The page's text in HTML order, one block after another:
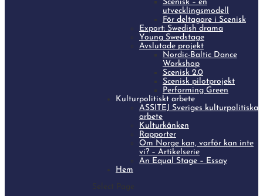
Scenisk – en
utvecklingsmodell
För deltagare i Scenisk
Export: Swedish drama
Young Swedstage
Avslutade projekt
Nordic-Baltic Dance
Workshop
Scenisk 2.0
Scenisk pilotprojekt
Performing Green
Kulturpolitiskt arbete
ASSITEJ Sveriges kulturpolitiska
arbete
Kulturkånken
Rapporter
Om Norge kan, varför kan inte
vi? – Artikelserie
An Equal Stage – Essay
Hem
Select Page